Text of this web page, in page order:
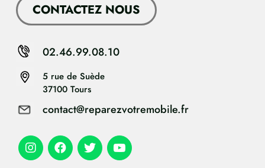
CONTACTEZ NOUS
5 rue de Suède
37100 Tours
contact@reparezvotremobile.fr
02.46.99.08.10